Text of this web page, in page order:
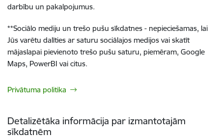
darbību un pakalpojumus.
**Sociālo mediju un trešo pušu sīkdatnes - nepieciešamas, lai
Jūs varētu dalīties ar saturu sociālajos medijos vai skatīt
mājaslapai pievienoto trešo pušu saturu, piemēram, Google
Maps, PowerBI vai citus.
Privātuma politika
Detalizētāka informācija par izmantotajām
sīkdatnēm